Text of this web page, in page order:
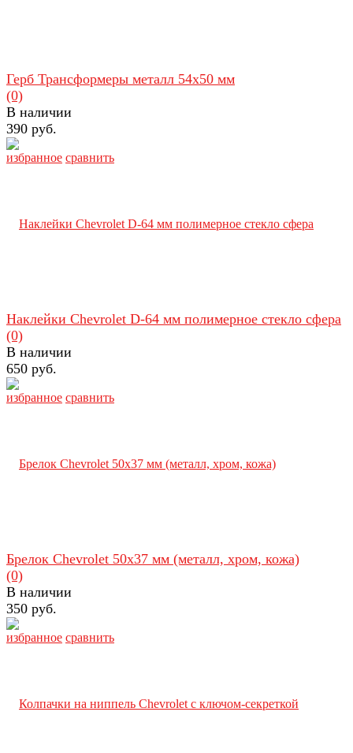
избранное сравнить
Герб Трансформеры металл 54х50 мм
(0)
В наличии
390 руб.
избранное сравнить
Наклейки Chevrolet D-64 мм полимерное стекло сфера
(0)
В наличии
650 руб.
избранное сравнить
Брелок Chevrolet 50х37 мм (металл, хром, кожа)
(0)
В наличии
350 руб.